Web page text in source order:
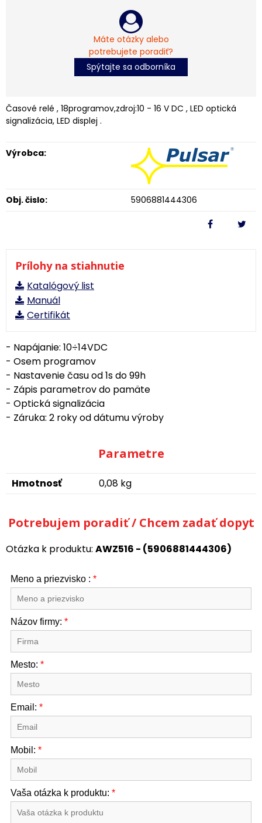
Máte otázky alebo
potrebujete poradiť?
Spýtajte sa odborníka
Časové relé , 18programov,zdroj:10 - 16 V DC , LED optická
signalizácia, LED displej .
Výrobca:
Obj. čislo: 5906881444306
Prílohy na stiahnutie
Katalógový list
Manuál
Certifikát
- Napájanie: 10÷14VDC
- Osem programov
- Nastavenie času od 1s do 99h
- Zápis parametrov do pamäte
- Optická signalizácia
- Záruka: 2 roky od dátumu výroby
Parametre
Hmotnosť 0,08 kg
Potrebujem poradiť / Chcem zadať dopyt
Otázka k produktu: AWZ516 - (5906881444306)